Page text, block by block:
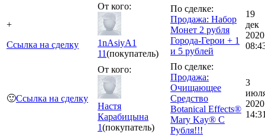
+
Ссылка на сделку
От кого:
1nAsiyA1
11(покупатель)
По сделке:
Продажа: Набор
Монет 2 рубля
Города-Герои + 1
и 5 рублей
19
дек
2020
🙂Ссылка на сделку
От кого:
Настя
Карабицына
1(покупатель)
По сделке:
Продажа:
Очищающее
Средство
Botanical Effects®
Mary Kay® С
Рубля!!!
3
2020